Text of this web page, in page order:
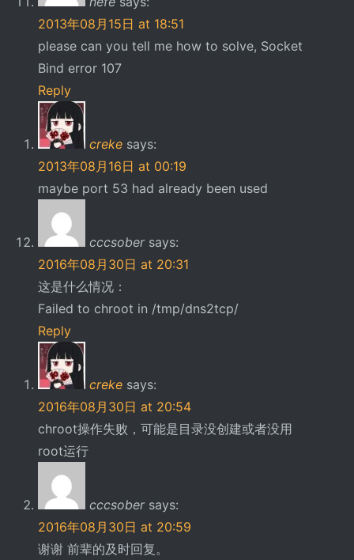
2013年08月15日 at 18:51
please can you tell me how to solve, Socket
Bind error 107
Reply
creke says:
2013年08月16日 at 00:19
maybe port 53 had already been used
cccsober says:
2016年08月30日 at 20:31
这是什么情况：
Failed to chroot in /tmp/dns2tcp/
Reply
creke says:
2016年08月30日 at 20:54
chroot操作失败，可能是目录没创建或者没用
root运行
cccsober says:
2016年08月30日 at 20:59
谢谢 前辈的及时回复。